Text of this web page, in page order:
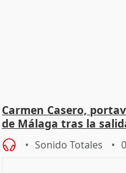
Carmen Casero,
de Málaga tras la
Sonido Totales